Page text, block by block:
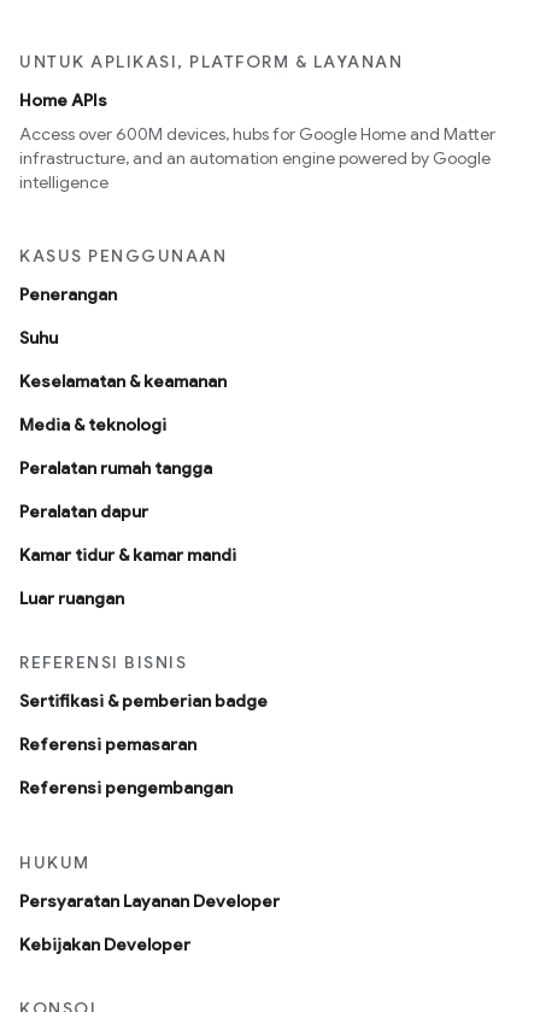
UNTUK APLIKASI, PLATFORM & LAYANAN
Home APIs
Access over 600M devices, hubs for Google Home and Matter
infrastructure, and an automation engine powered by Google
intelligence
KASUS PENGGUNAAN
Penerangan
Suhu
Keselamatan & keamanan
Media & teknologi
Peralatan rumah tangga
Peralatan dapur
Kamar tidur & kamar mandi
Luar ruangan
REFERENSI BISNIS
Sertifikasi & pemberian badge
Referensi pemasaran
Referensi pengembangan
HUKUM
Persyaratan Layanan Developer
Kebijakan Developer